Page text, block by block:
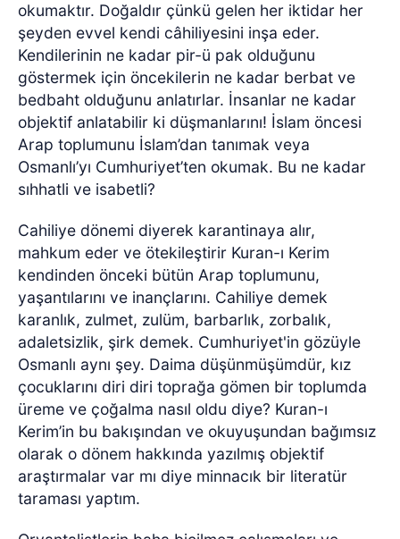
okumaktır. Doğaldır çünkü gelen her iktidar her
şeyden evvel kendi câhiliyesini inşa eder.
Kendilerinin ne kadar pir-ü pak olduğunu
göstermek için öncekilerin ne kadar berbat ve
bedbaht olduğunu anlatırlar. İnsanlar ne kadar
objektif anlatabilir ki düşmanlarını! İslam öncesi
Arap toplumunu İslam’dan tanımak veya
Osmanlı’yı Cumhuriyet’ten okumak. Bu ne kadar
sıhhatli ve isabetli?
Cahiliye dönemi diyerek karantinaya alır,
mahkum eder ve ötekileştirir Kuran-ı Kerim
kendinden önceki bütün Arap toplumunu,
yaşantılarını ve inançlarını. Cahiliye demek
karanlık, zulmet, zulüm, barbarlık, zorbalık,
adaletsizlik, şirk demek. Cumhuriyet'in gözüyle
Osmanlı aynı şey. Daima düşünmüşümdür, kız
çocuklarını diri diri toprağa gömen bir toplumda
üreme ve çoğalma nasıl oldu diye? Kuran-ı
Kerim’in bu bakışından ve okuyuşundan bağımsız
olarak o dönem hakkında yazılmış objektif
araştırmalar var mı diye minnacık bir literatür
taraması yaptım.